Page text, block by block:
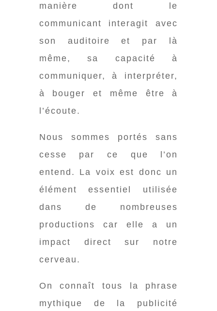
manière dont le
communicant interagit avec
son auditoire et par là
même, sa capacité à
communiquer, à interpréter,
à bouger et même être à
l’écoute.
Nous sommes portés sans
cesse par ce que l’on
entend. La voix est donc un
élément essentiel utilisée
dans de nombreuses
productions car elle a un
impact direct sur notre
cerveau.
On connaît tous la phrase
mythique de la publicité